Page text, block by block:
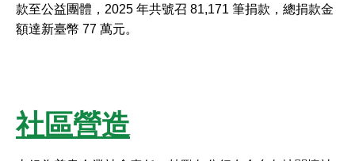
款至公益團體，2025 年共號召 81,171 筆捐款，總捐款金
額達新臺幣 77 萬元。
社區營造